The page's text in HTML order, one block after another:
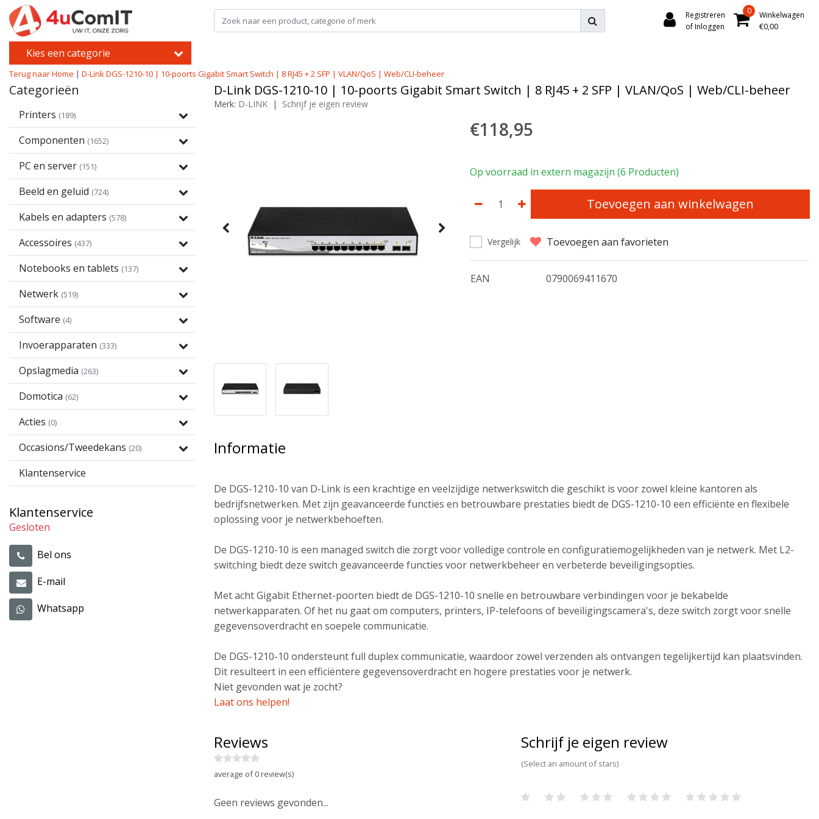
Registreren
of Inloggen
0
Winkelwagen
€0,00
Kies een categorie
Terug naar Home | D-Link DGS-1210-10 | 10-poorts Gigabit Smart Switch | 8 RJ45 + 2 SFP | VLAN/QoS | Web/CLI-beheer
Categorieën
Printers (189)
Componenten (1652)
PC en server (151)
Beeld en geluid (724)
Kabels en adapters (578)
Accessoires (437)
Notebooks en tablets (137)
Netwerk (519)
Software (4)
Invoerapparaten (333)
Opslagmedia (263)
Domotica (62)
Acties (0)
Occasions/Tweedekans (20)
Klantenservice
Klantenservice
Gesloten
Bel ons
E-mail
Whatsapp
D-Link DGS-1210-10 | 10-poorts Gigabit Smart Switch | 8 RJ45 + 2 SFP | VLAN/QoS | Web/CLI-beheer
Merk: D-LINK | Schrijf je eigen review
€118,95
Op voorraad in extern magazijn (6 Producten)
Toevoegen aan winkelwagen
Vergelijk Toevoegen aan favorieten
EAN 0790069411670
Informatie
De DGS-1210-10 van D-Link is een krachtige en veelzijdige netwerkswitch die geschikt is voor zowel kleine kantoren als
bedrijfsnetwerken. Met zijn geavanceerde functies en betrouwbare prestaties biedt de DGS-1210-10 een efficiënte en flexibele
oplossing voor je netwerkbehoeften.
De DGS-1210-10 is een managed switch die zorgt voor volledige controle en configuratiemogelijkheden van je netwerk. Met L2-
switching biedt deze switch geavanceerde functies voor netwerkbeheer en verbeterde beveiligingsopties.
Met acht Gigabit Ethernet-poorten biedt de DGS-1210-10 snelle en betrouwbare verbindingen voor je bekabelde
netwerkapparaten. Of het nu gaat om computers, printers, IP-telefoons of beveiligingscamera's, deze switch zorgt voor snelle
gegevensoverdracht en soepele communicatie.
De DGS-1210-10 ondersteunt full duplex communicatie, waardoor zowel verzenden als ontvangen tegelijkertijd kan plaatsvinden.
Dit resulteert in een efficiëntere gegevensoverdracht en hogere prestaties voor je netwerk.
Niet gevonden wat je zocht?
Laat ons helpen!
Reviews
average of 0 review(s)
Geen reviews gevonden...
Schrijf je eigen review
(Select an amount of stars)